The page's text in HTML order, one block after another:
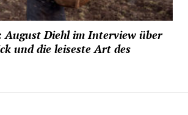
August Diehl im Interview über
und die leiseste Art des